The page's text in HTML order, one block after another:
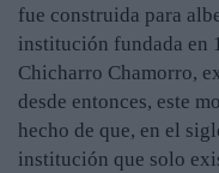
fue construida para
institución fundada en
Chicharro Chamorro,
desde entonces, este
hecho de que, en el
institución que solo